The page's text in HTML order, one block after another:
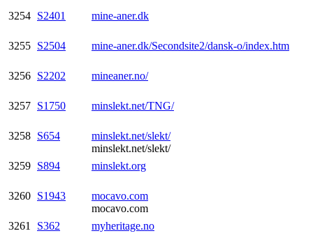
3254 S2401 mine-aner.dk
3255 S2504 mine-aner.dk/Secondsite2/dansk-o/index.htm
3256 S2202 mineaner.no/
3257 S1750 minslekt.net/TNG/
3258 S654
minslekt.net/slekt/
minslekt.net/slekt/
3259 S894 minslekt.org
3260 S1943
mocavo.com
mocavo.com
3261
S362 myheritage.no